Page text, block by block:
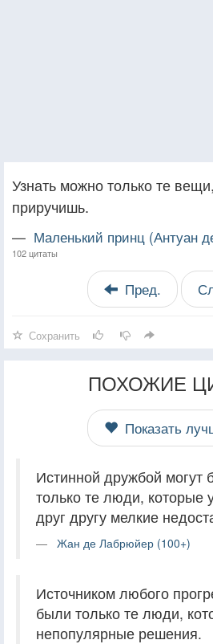
Узнать можно только те
приручишь.
— Маленький принц (Антуан
102 цитаты
Пред.
Сохранить
ПОХОЖИЕ
Показать
Истинной дружбой могут
только те люди, которые
друг другу мелкие
Жан де Лабрюйер (100+)
Источником любого
были только те люди,
непопулярные решения.